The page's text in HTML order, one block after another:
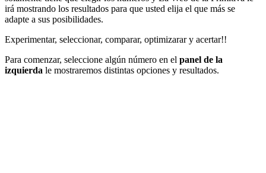
irá mostrando los resultados para que usted elija el que más se
adapte a sus posibilidades.
Experimentar, seleccionar, comparar, optimizarar y acertar!!
Para comenzar, seleccione algún número en el panel de la
izquierda le mostraremos distintas opciones y resultados.